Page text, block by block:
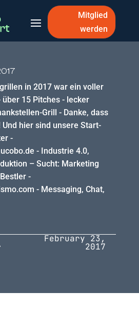
Mitglied
werden
in 2017 war ein voller
über 15 Pitches - lecker
Grill - Danke, dass
hier sind unsere Start-
-
- Industrie 4.0,
– Sucht: Marketing
-
- Messaging, Chat,
February 23,
2017